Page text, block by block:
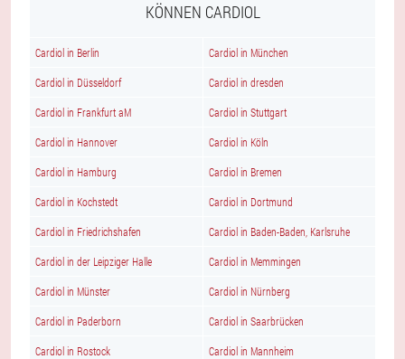
KÖNNEN CARDIOL
Cardiol in Berlin Cardiol in München
Cardiol in Düsseldorf Cardiol in dresden
Cardiol in Frankfurt aM Cardiol in Stuttgart
Cardiol in Hannover Cardiol in Köln
Cardiol in Hamburg Cardiol in Bremen
Cardiol in Kochstedt Cardiol in Dortmund
Cardiol in Friedrichshafen Cardiol in Baden-Baden, Karlsruhe
Cardiol in der Leipziger Halle Cardiol in Memmingen
Cardiol in Münster Cardiol in Nürnberg
Cardiol in Paderborn Cardiol in Saarbrücken
Cardiol in Rostock Cardiol in Mannheim